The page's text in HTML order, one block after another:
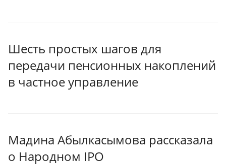
Шесть простых шагов для
передачи пенсионных накоплений
в частное управление
Мадина Абылкасымова рассказала
о Народном IPO